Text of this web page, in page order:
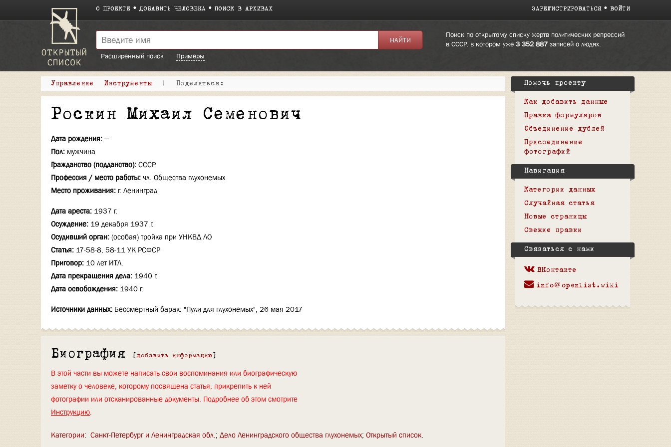
О ПРОЕКТЕ ДОБАВИТЬ ЧЕЛОВЕКА ПОИСК В АРХИВАХ ЗАРЕГИСТРИРОВАТЬСЯ ВОЙТИ
Поиск по открытому списку жертв политических репрессий
в СССР, в котором уже 3 352 887записей о людях.
Расширенный поиск
Примеры
Управление Инструменты | Поделиться:
Роскин Михаил Семенович
Дата рождения: —
Пол: мужчина
Гражданство (подданство): СССР
Профессия / место работы: чл. Общества глухонемых
Место проживания: г. Ленинград
Дата ареста: 1937 г.
Осуждение: 19 декабря 1937 г.
Осудивший орган: (особая) тройка при УНКВД ЛО
Статья: 17-58-8, 58-11 УК РСФСР
Приговор: 10 лет ИТЛ.
Дата прекращения дела: 1940 г.
Дата освобождения: 1940 г.
Источники данных: Бессмертный барак: "Пули для глухонемых", 26 мая 2017
Биография [ добавить информацию ]
В этой части вы можете написать свои воспоминания или биографическую
заметку о человеке, которому посвящена статья, прикрепить к ней
фотографии или отсканированные документы. Подробнее об этом смотрите
Инструкцию.
Категории: Санкт-Петербург и Ленинградская обл. Дело Ленинградского общества глухонемых Открытый список
Помочь проекту
Как добавить данные
Правка формуляров
Объединение дублей
Присоединение
фотографий
Навигация
Категории данных
Случайная статья
Новые страницы
Свежие правки
Связаться с нами
ВКонтакте
info@openlist.wiki